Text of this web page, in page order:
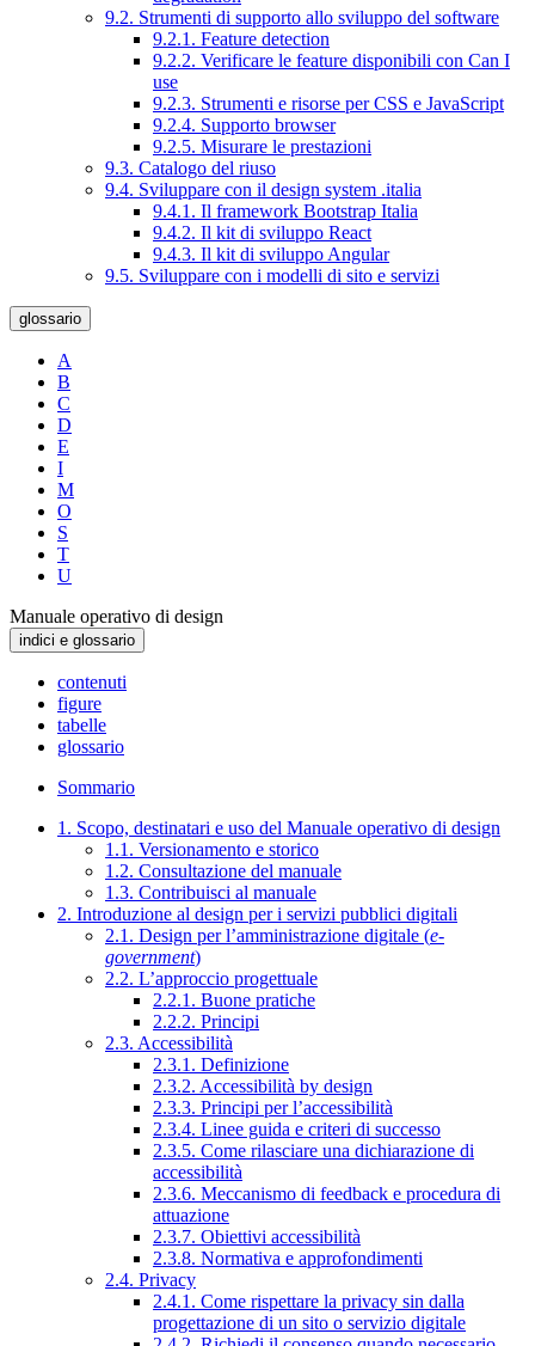
9.2. Strumenti di supporto allo sviluppo del software
9.2.1. Feature detection
9.2.2. Verificare le feature disponibili con Can I
use
9.2.3. Strumenti e risorse per CSS e JavaScript
9.2.4. Supporto browser
9.2.5. Misurare le prestazioni
9.3. Catalogo del riuso
9.4. Sviluppare con il design system .italia
9.4.1. Il framework Bootstrap Italia
9.4.2. Il kit di sviluppo React
9.4.3. Il kit di sviluppo Angular
9.5. Sviluppare con i modelli di sito e servizi
glossario
A
B
C
D
E
I
M
O
S
T
U
Manuale operativo di design
indici e glossario
contenuti
figure
tabelle
glossario
Sommario
1. Scopo, destinatari e uso del Manuale operativo di design
1.1. Versionamento e storico
1.2. Consultazione del manuale
1.3. Contribuisci al manuale
2. Introduzione al design per i servizi pubblici digitali
2.1. Design per l’amministrazione digitale (e-
government)
2.2. L’approccio progettuale
2.2.1. Buone pratiche
2.2.2. Principi
2.3. Accessibilità
2.3.1. Definizione
2.3.2. Accessibilità by design
2.3.3. Principi per l’accessibilità
2.3.4. Linee guida e criteri di successo
2.3.5. Come rilasciare una dichiarazione di
accessibilità
2.3.6. Meccanismo di feedback e procedura di
attuazione
2.3.7. Obiettivi accessibilità
2.3.8. Normativa e approfondimenti
2.4. Privacy
2.4.1. Come rispettare la privacy sin dalla
progettazione di un sito o servizio digitale